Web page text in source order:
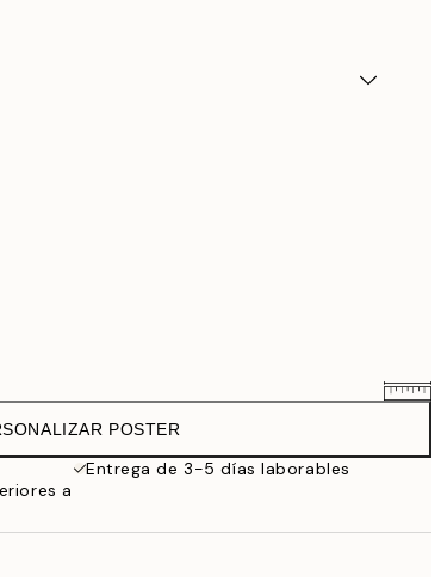
31,95 €
POSTER
Entrega de 3-5 días laborables
a